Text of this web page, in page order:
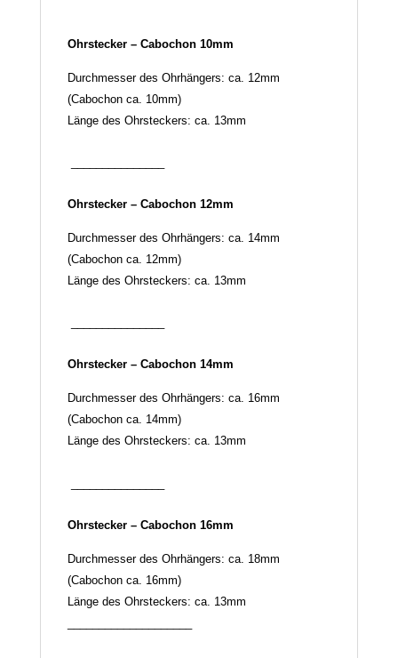
Ohrstecker – Cabochon 10mm
Durchmesser des Ohrhängers: ca. 12mm
(Cabochon ca. 10mm)
Länge des Ohrsteckers: ca. 13mm
Ohrstecker – Cabochon 12mm
Durchmesser des Ohrhängers: ca. 14mm
(Cabochon ca. 12mm)
Länge des Ohrsteckers: ca. 13mm
Ohrstecker – Cabochon 14mm
Durchmesser des Ohrhängers: ca. 16mm
(Cabochon ca. 14mm)
Länge des Ohrsteckers: ca. 13mm
Ohrstecker – Cabochon 16mm
Durchmesser des Ohrhängers: ca. 18mm
(Cabochon ca. 16mm)
Länge des Ohrsteckers: ca. 13mm